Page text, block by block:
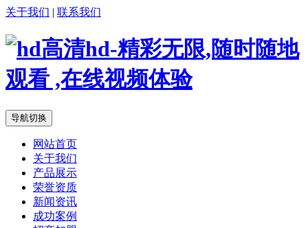
关于我们 | 联系我们
导航切换
网站首页
关于我们
产品展示
荣誉资质
新闻资讯
成功案例